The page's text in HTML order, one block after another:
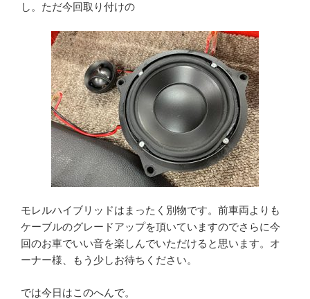
し。ただ今回取り付けの
モレルハイブリッドはまったく別物です。前車両よりも
ケーブルのグレードアップを頂いていますのでさらに今
回のお車でいい音を楽しんでいただけると思います。オ
ーナー様、もう少しお待ちください。
では今日はこのへんで。